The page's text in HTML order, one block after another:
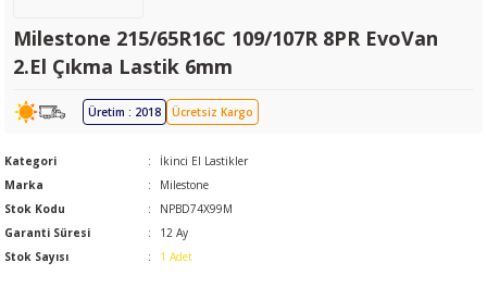
Milestone 215/65R16C 109/107R 8PR EvoVan
2.El Çıkma Lastik 6mm
Üretim : 2018 Ücretsiz Kargo
Kategori
İkinci El Lastikler
Marka
Milestone
Stok Kodu
NPBD74X99M
Garanti Süresi
12 Ay
Stok Sayısı
1 Adet